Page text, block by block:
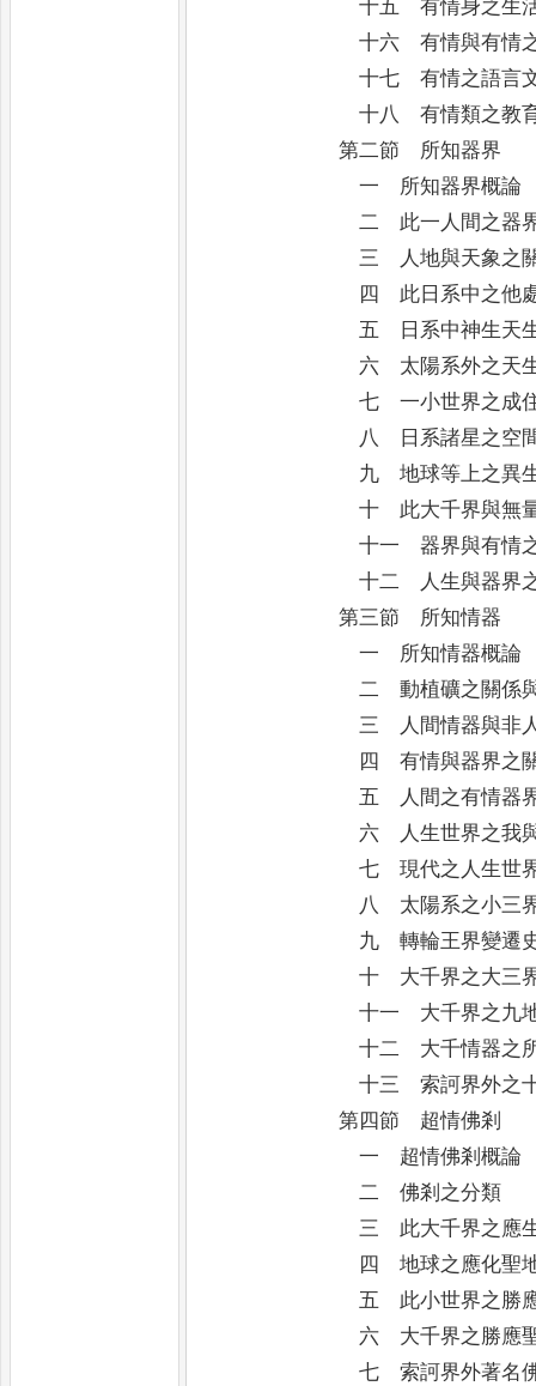
十五 有情身之生活
十六 有情與有情之
十七 有情之語言文
十八 有情類之教
第二節 所知器界
一 所知器界概論
二 此一人間之器
三 人地與天象之關
四 此日系中之他處人
五 日系中神生天生
六 太陽系外之天生
七 一小世界之成住
八 日系諸星之空間
九 地球等上之異生
十 此大千界與無量
十一 器界與有情之
十二 人生與器界之
第三節 所知情器
一 所知情器概論
二 動植礦之關係與
三 人間情器與非人
四 有情與器界之關
五 人間之有情器
六 人生世界之我與
七 現代之人生世界
八 太陽系之小三
九 轉輪王界變遷
十 大千界之大三
十一 大千界之九
十二 大千情器之所
十三 索訶界外之十
第四節 超情佛剎
一 超情佛剎概論
二 佛剎之分類
三 此大千界之應生
四 地球之應化聖
五 此小世界之勝應
六 大千界之勝應聖
七 索訶界外著名佛